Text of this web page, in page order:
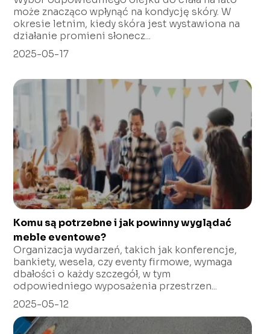
może znacząco wpłynąć na kondycję skóry. W
okresie letnim, kiedy skóra jest wystawiona na
działanie promieni słonecz...
2025-05-17
Komu są potrzebne i jak powinny wyglądać
meble eventowe?
Organizacja wydarzeń, takich jak konferencje,
bankiety, wesela, czy eventy firmowe, wymaga
dbałości o każdy szczegół, w tym
odpowiedniego wyposażenia przestrzen...
2025-05-12